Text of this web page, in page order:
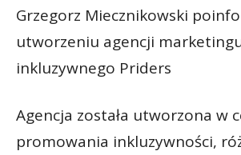
Grzegorz Miecznikowski
utworzeniu agencji
inkluzywnego Priders
Agencja została utworzona w
promowania inkluzywności,